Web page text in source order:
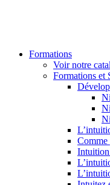
Formations
Voir notre
Formations et
Comme